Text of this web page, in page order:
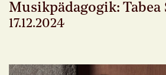
Musikpädagogik: Tabea
17.12.2024